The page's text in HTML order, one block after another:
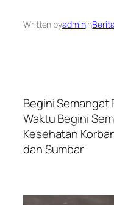
Written byadmininBerita
Begini Semangat
Waktu Begini
Kesehatan
dan Sumbar